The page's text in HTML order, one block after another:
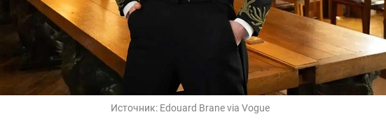
Источник: Edouard Brane via Vogue